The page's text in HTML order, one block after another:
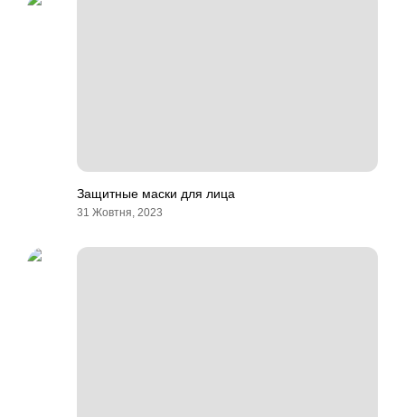
Защитные маски для лица
31 Жовтня, 2023